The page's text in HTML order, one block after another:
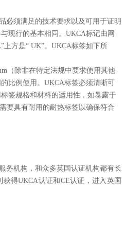
须满足的技术要求以及可用于证明
现行的基本相同。UKCA标记由网
上方是“ UK”。UKCA标签如下所
（除非在特定法规中要求使用其他
比例使用。UKCA标签必须清晰可
签规格和材料的适用性，如暴露于
要具有耐用的耐热标签以确保符合
机构，和众多英国认证机构都有长
得UKCA认证和CE认证，进入英国